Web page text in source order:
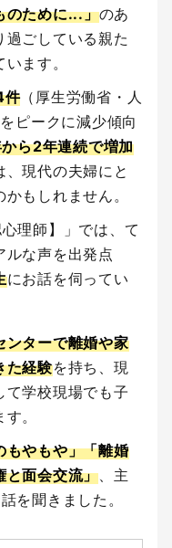
のために...」のあ
ごしている親た
ます。
件（厚生労働省・人
ピークに減少傾向
ら2年連続で増加
、現代の夫婦にと
もしれません。
理師】」では、て
ルな声を出発点
にお話を伺ってい
ンターで離婚や家
た経験を持ち、現
て学校現場でも子
。
もやもや」「離婚
と面会交流」、主
を聞きました。